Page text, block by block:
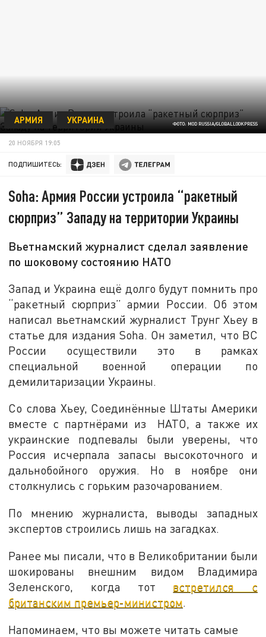
ФОТО: MOD RUSSIA/GLOBALLOOKPRESS
АРМИЯ УКРАИНА
20 НОЯБРЯ 19:05
ПОДПИШИТЕСЬ:
Soha: Армия России устроила “ракетный
сюрприз” Западу на территории Украины
Вьетнамский журналист сделал заявление
по шоковому состоянию НАТО
Запад и Украина ещё долго будут помнить про
“ракетный сюрприз” армии России. Об этом
написал вьетнамский журналист Трунг Хьеу в
статье для издания Soha. Он заметил, что ВС
России осуществили это в рамках
специальной военной операции по
демилитаризации Украины.
Со слова Хьеу, Соединённые Штаты Америки
вместе с партнёрами из НАТО, а также их
украинские подпевалы были уверены, что
Россия исчерпала запасы высокоточного и
дальнобойного оружия. Но в ноябре они
столкнулись с горьким разочарованием.
По мнению журналиста, выводы западных
экспертов строились лишь на загадках.
Ранее мы писали, что в Великобритании были
шокированы внешним видом Владимира
Зеленского, когда тот встретился с
британским премьер-министром.
Напоминаем, что вы можете читать самые